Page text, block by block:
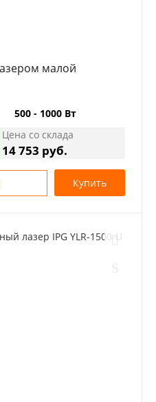
малой
500 - 1000 Вт
Цена со склада
14 753 руб.
Купить